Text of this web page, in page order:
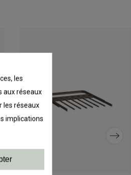
les
aux réseaux
les réseaux
implications